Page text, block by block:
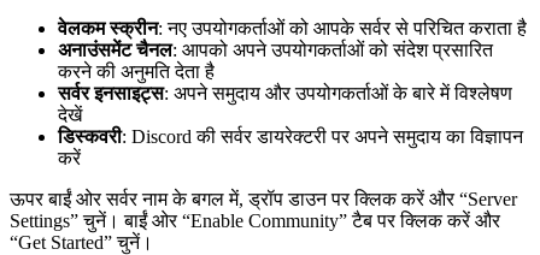
वेलकम स्क्रीन: नए उपयोगकर्ताओं को आपके सर्वर से परिचित कराता है
अनाउंसमेंट चैनल: आपको अपने उपयोगकर्ताओं को संदेश प्रसारित
करने की अनुमति देता है
सर्वर इनसाइट्स: अपने समुदाय और उपयोगकर्ताओं के बारे में विश्लेषण
देखें
डिस्कवरी: Discord की सर्वर डायरेक्टरी पर अपने समुदाय का विज्ञापन
करें
ऊपर बाईं ओर सर्वर नाम के बगल में, ड्रॉप डाउन पर क्लिक करें और “Server
Settings” चुनें। बाईं ओर “Enable Community” टैब पर क्लिक करें और
“Get Started” चुनें।